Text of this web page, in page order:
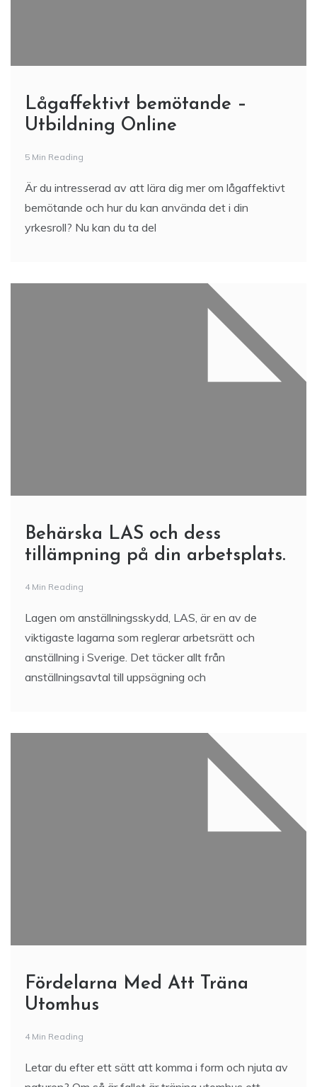
Lågaffektivt bemötande –
Utbildning Online
5 Min Reading
Är du intresserad av att lära dig mer om lågaffektivt
bemötande och hur du kan använda det i din
yrkesroll? Nu kan du ta del
Behärska LAS och dess
tillämpning på din arbetsplats.
4 Min Reading
Lagen om anställningsskydd, LAS, är en av de
viktigaste lagarna som reglerar arbetsrätt och
anställning i Sverige. Det täcker allt från
anställningsavtal till uppsägning och
Fördelarna Med Att Träna
Utomhus
4 Min Reading
Letar du efter ett sätt att komma i form och njuta av